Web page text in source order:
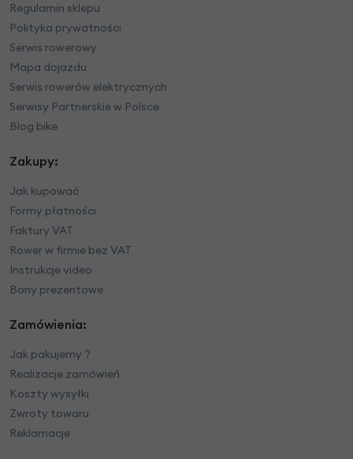
Regulamin sklepu
Polityka prywatności
Serwis rowerowy
Mapa dojazdu
Serwis rowerów elektrycznych
Serwisy Partnerskie w Polsce
Blog bike
Zakupy:
Jak kupować
Formy płatności
Faktury VAT
Rower w firmie bez VAT
Instrukcje video
Bony prezentowe
Zamówienia:
Jak pakujemy ?
Realizacje zamówień
Koszty wysyłki
Zwroty towaru
Reklamacje